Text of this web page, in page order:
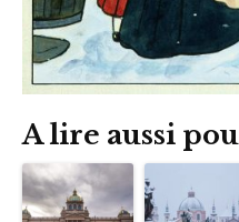
A lire aussi